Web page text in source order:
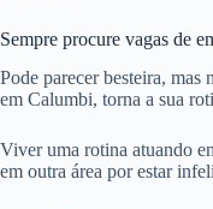
Sempre procure vagas de
Pode parecer besteira, mas
em Calumbi, torna a sua
Viver uma rotina atuando
em outra área por estar